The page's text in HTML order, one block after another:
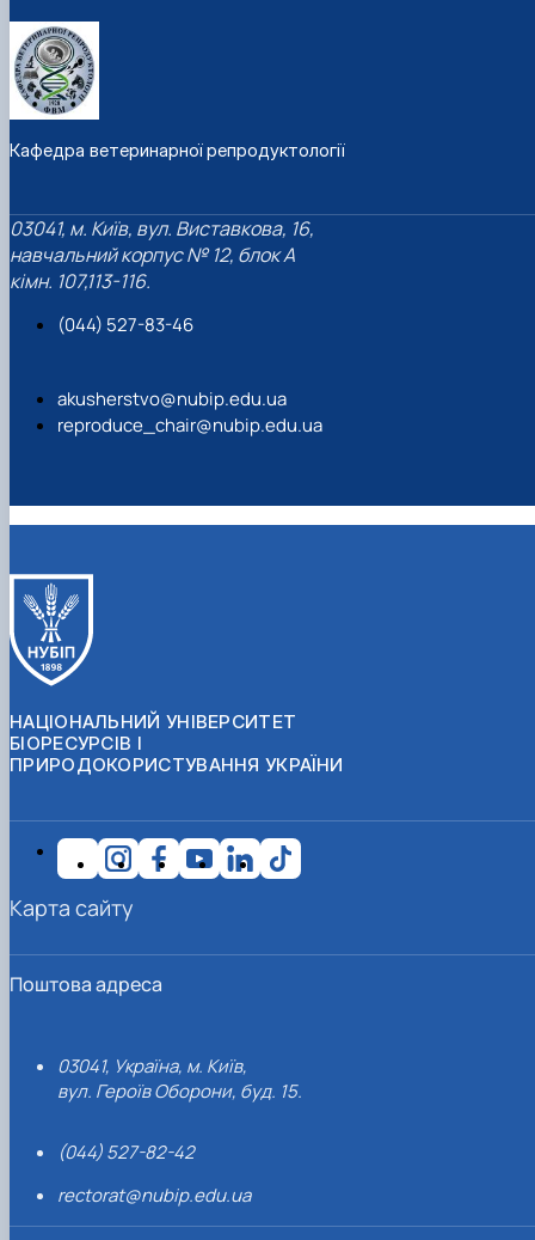
Кафедра ветеринарної репродуктології
03041, м. Київ, вул. Виставкова, 16,
навчальний корпус № 12, блок А
кімн. 107,113-116.
(044) 527-83-46
akusherstvo@nubip.edu.ua
reproduce_chair@nubip.edu.ua
НАЦІОНАЛЬНИЙ УНІВЕРСИТЕТ
БІОРЕСУРСІВ І
ПРИРОДОКОРИСТУВАННЯ УКРАЇНИ
Поштова адреса
03041, Україна, м. Київ,
вул. Героїв Оборони, буд. 15.
(044) 527-82-42
rectorat@nubip.edu.ua
Карта сайту